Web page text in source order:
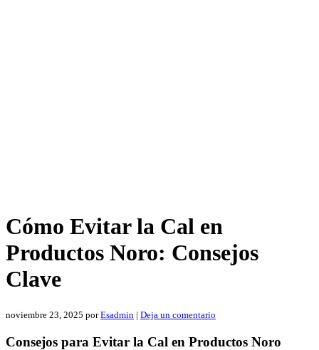
Cómo Evitar la Cal en
Productos Noro: Consejos
Clave
noviembre 23, 2025 porEsadmin | Deja un comentario
Consejos para Evitar la Cal en Productos Noro